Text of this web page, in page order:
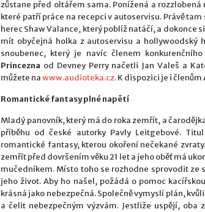
zůstane před oltářem sama. Ponížená a
které patří práce na recepci v autoservisu. Právě
herec Shaw Valance, který poblíž natáčí, a dokonce
mít obyčejná holka z autoservisu a hollywoodský
snoubenec, který je navíc členem
Princezna od Devney Perry načetli Jan Valeš a
můžete nawww.audioteka.cz. K dispozici je i
Romantické fantasy plné napětí
Mladý panovník, který má do roka zemřít, a
příběhu od české autorky Pavly Leitgebové.
romantické fantasy, kterou okoření nečekané
zemřít před dovršením věku 21 let a jeho oběť má
mučedníkem. Místo toho se rozhodne sprovodit ze
jeho život. Aby ho našel, požádá o pomoc
krásná jako nebezpečná. Společně vymyslí plán,
a čelit nebezpečným výzvám. Jestliže uspějí,